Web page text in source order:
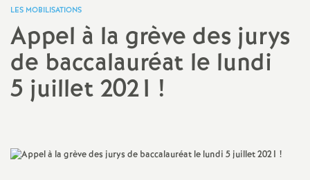
a
t
LES MOBILISATIONS
Appel à la grève des jurys
de baccalauréat le lundi
5 juillet 2021 !